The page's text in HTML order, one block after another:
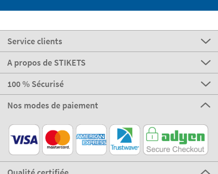
Service clients
A propos de STIKETS
100 % Sécurisé
Nos modes de paiement